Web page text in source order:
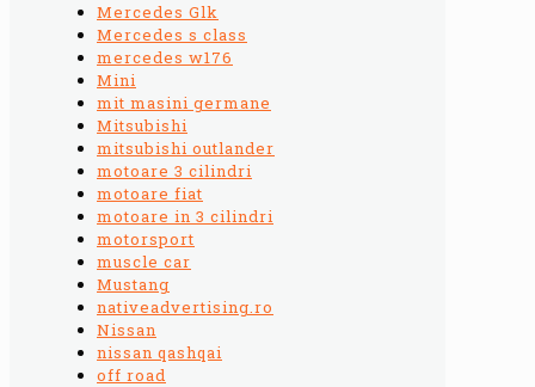
Mercedes Glk
Mercedes s class
mercedes w176
Mini
mit masini germane
Mitsubishi
mitsubishi outlander
motoare 3 cilindri
motoare fiat
motoare in 3 cilindri
motorsport
muscle car
Mustang
nativeadvertising.ro
Nissan
nissan qashqai
off road